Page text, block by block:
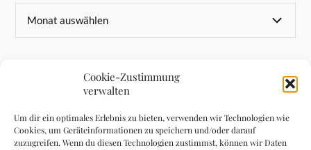
Cookie-Zustimmung
verwalten
Um dir ein optimales Erlebnis zu bieten, verwenden wir Technologien wie
Cookies, um Geräteinformationen zu speichern und/oder darauf
zuzugreifen. Wenn du diesen Technologien zustimmst, können wir Daten
Anmelden